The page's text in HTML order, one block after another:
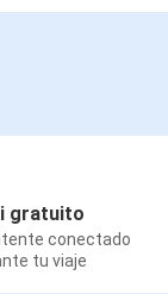
gratuito
conectado
tu viaje